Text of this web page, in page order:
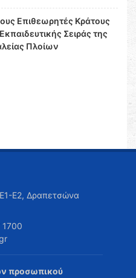
Επιθεωρητές Κράτους
Σειράς της
Πλοίων
Ε2, Δραπετσώνα
1700
προσωπικού